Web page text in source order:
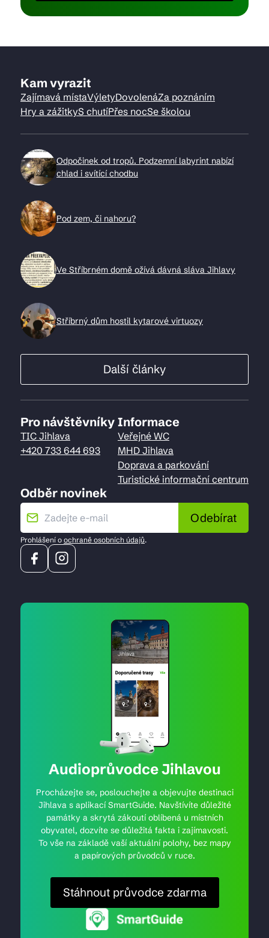
Kam vyrazit
Zajímavá místaVýletyDovolenáZa poznáním
Hry a zážitkyS chutíPřes nocSe školou
Odpočinek od tropů. Podzemní labyrint nabízí
chlad i svítící chodbu
Pod zem, či nahoru?
Ve Stříbrném domě ožívá dávná sláva Jihlavy
Stříbrný dům hostil kytarové virtuozy
Další články
Pro návštěvníky
TIC Jihlava
+420 733 644 693
Informace
Veřejné WC
MHD Jihlava
Doprava a parkování
Turistické informační centrum
Odběr novinek
Odebírat
Prohlášení o ochraně osobních údajů.
Audioprůvodce Jihlavou
Procházejte se, poslouchejte a objevujte destinaci
Jihlava s aplikací SmartGuide. Navštívíte důležité
památky a skrytá zákoutí oblíbená u místních
obyvatel, dozvíte se důležitá fakta i zajímavosti.
To vše na základě vaší aktuální polohy, bez mapy
a papírových průvodců v ruce.
Stáhnout průvodce zdarma